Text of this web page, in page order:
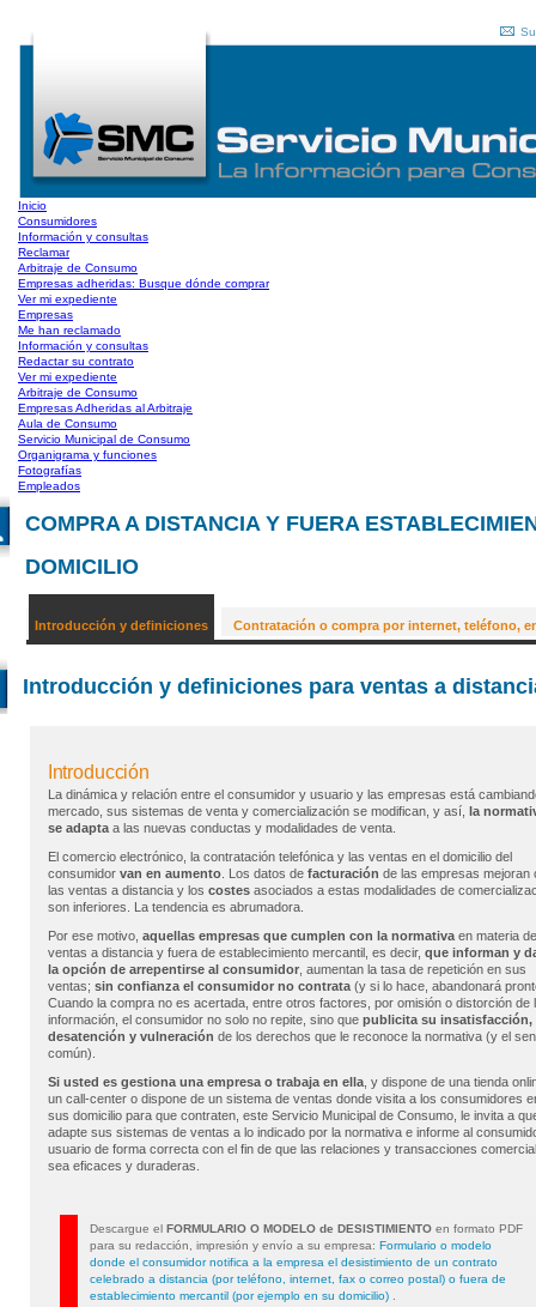
Inicio
Consumidores
Información y consultas
Reclamar
Arbitraje de Consumo
Empresas adheridas: Busque dónde comprar
Ver mi expediente
Empresas
Me han reclamado
Información y consultas
Redactar su contrato
Ver mi expediente
Arbitraje de Consumo
Empresas Adheridas al Arbitraje
Aula de Consumo
Servicio Municipal de Consumo
Organigrama y funciones
Fotografías
Empleados
COMPRA A DISTANCIA Y FUERA
DOMICILIO
Introducción y definiciones Contratación o compra por internet, teléfono,
Introducción y definiciones para ventas a
Introducción
La dinámica y relación entre el consumidor y usuario y las empresas está
mercado, sus sistemas de venta y comercialización se modifican, y así, la
se adaptaa las nuevas conductas y modalidades de venta.
El comercio electrónico, la contratación telefónica y las ventas en el domicilio del
consumidor van en aumento. Los datos de facturación de las empresas mejoran
las ventas a distancia y los costesasociados a estas modalidades de
son inferiores. La tendencia es abrumadora.
Por ese motivo, aquellas empresas que cumplen con la normativaen materia de
ventas a distancia y fuera de establecimiento mercantil, es decir, que informan y
la opción de arrepentirse al consumidor, aumentan la tasa de repetición en sus
ventas; sin confianza el consumidor no contrata(y si lo hace, abandonará
Cuando la compra no es acertada, entre otros factores, por omisión o distorción de
información, el consumidor no solo no repite, sino que publicita su insatisfacción,
desatención y vulneración de los derechos que le reconoce la normativa (y el
común).
Si usted es gestiona una empresa o trabaja en ella, y dispone de una tienda
un call-center o dispone de un sistema de ventas donde visita a los consumidores
sus domicilio para que contraten, este Servicio Municipal de Consumo, le invita a
adapte sus sistemas de ventas a lo indicado por la normativa e informe al
usuario de forma correcta con el fin de que las relaciones y transacciones
sea eficaces y duraderas.
Descargue elFORMULARIO O MODELO de DESISTIMIENTOen formato PDF
para su redacción, impresión y envío a su empresa: Formulario o modelo
donde el consumidor notifica a la empresa el desistimiento de un contrato
celebrado a distancia (por teléfono, internet, fax o correo postal) o fuera de
establecimiento mercantil (por ejemplo en su domicilio).